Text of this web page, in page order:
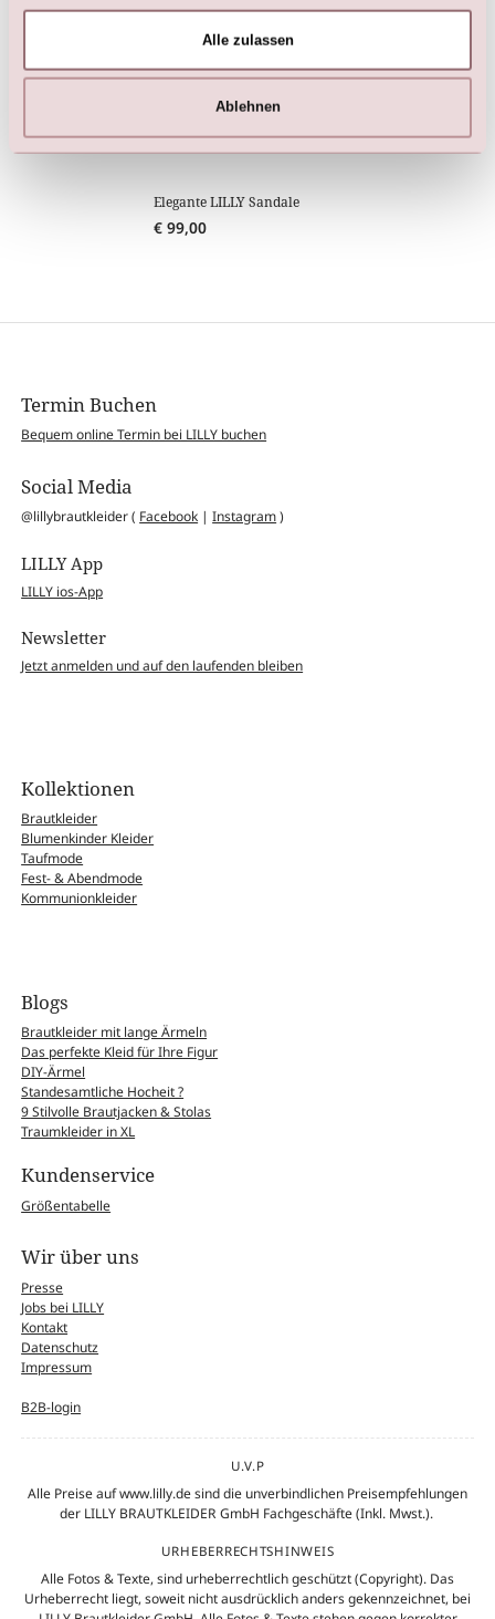
Alle zulassen
Ablehnen
Elegante LILLY Sandale
€ 99,00
Termin Buchen
Bequem online Termin bei LILLY buchen
Social Media
@lillybrautkleider ( Facebook |Instagram)
LILLY App
LILLY ios-App
Newsletter
Jetzt anmelden und auf den laufenden bleiben
Kollektionen
Brautkleider
Blumenkinder Kleider
Taufmode
Fest- & Abendmode
Kommunionkleider
Blogs
Brautkleider mit lange Ärmeln
Das perfekte Kleid für Ihre Figur
DIY-Ärmel
Standesamtliche Hocheit ?
9 Stilvolle Brautjacken & Stolas
Traumkleider in XL
Kundenservice
Größentabelle
Wir über uns
Presse
Jobs bei LILLY
Kontakt
Datenschutz
Impressum
B2B-login
U.V.P
Alle Preise auf www.lilly.de sind die unverbindlichen Preisempfehlungen
der LILLY BRAUTKLEIDER GmbH Fachgeschäfte (Inkl. Mwst.).
URHEBERRECHTSHINWEIS
Alle Fotos & Texte, sind urheberrechtlich geschützt (Copyright). Das
Urheberrecht liegt, soweit nicht ausdrücklich anders gekennzeichnet, bei